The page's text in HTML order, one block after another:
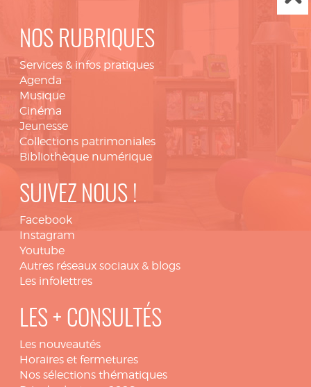
NOS RUBRIQUES
Services & infos pratiques
Agenda
Musique
Cinéma
Jeunesse
Collections patrimoniales
Bibliothèque numérique
SUIVEZ NOUS !
Facebook
Instagram
Youtube
Autres réseaux sociaux & blogs
Les infolettres
LES + CONSULTÉS
Les nouveautés
Horaires et fermetures
Nos sélections thématiques